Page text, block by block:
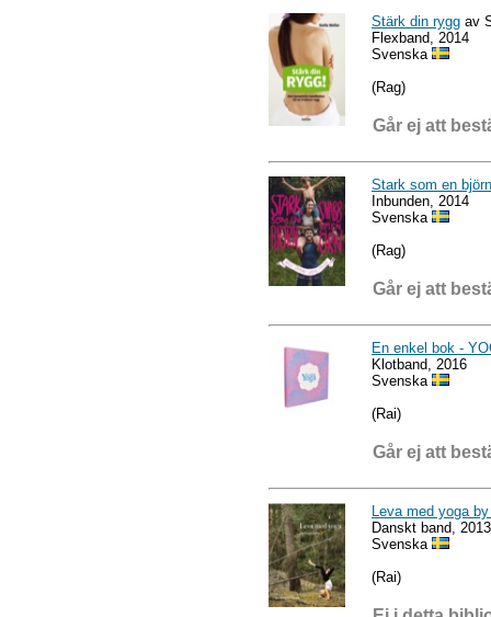
Stärk din rygg av
Flexband, 2014
Svenska
(Rag)
Går ej att
Stark som en
Inbunden, 2014
Svenska
(Rag)
Går ej att
En enkel bok -
Klotband, 2016
Svenska
(Rai)
Går ej att
Leva med yoga
Danskt band, 2013
Svenska
(Rai)